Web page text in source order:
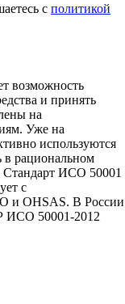
с политикой
возможность
и принять
на
Уже на
используются
рациональном
Стандарт ИСО 50001
с
и OHSAS. В России
ИСО 50001-2012